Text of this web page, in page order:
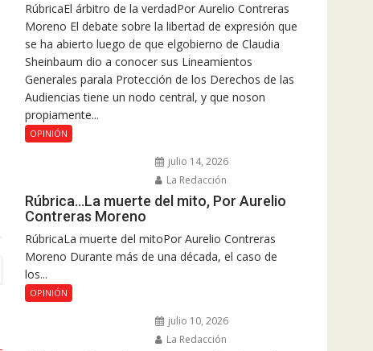
RúbricaEl árbitro de la verdadPor Aurelio Contreras
Moreno El debate sobre la libertad de expresión que
se ha abierto luego de que elgobierno de Claudia
Sheinbaum dio a conocer sus Lineamientos
Generales parala Protección de los Derechos de las
Audiencias tiene un nodo central, y que noson
propiamente...
OPINIÓN
julio 14, 2026
La Redacción
Rúbrica…La muerte del mito, Por Aurelio
Contreras Moreno
RúbricaLa muerte del mitoPor Aurelio Contreras
Moreno Durante más de una década, el caso de
los...
OPINIÓN
julio 10, 2026
La Redacción